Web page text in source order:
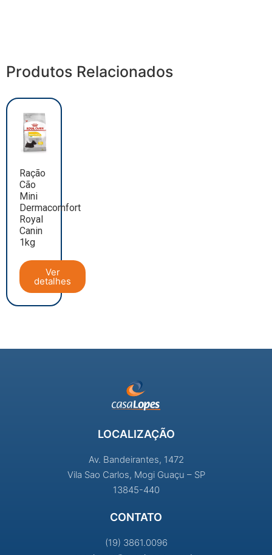
Produtos Relacionados
Ração
Cão
Mini
Dermacomfort
Royal
Canin
1kg
Ver
detalhes
LOCALIZAÇÃO
Av. Bandeirantes, 1472
Vila Sao Carlos, Mogi Guaçu – SP
13845-440
CONTATO
(19) 3861.0096